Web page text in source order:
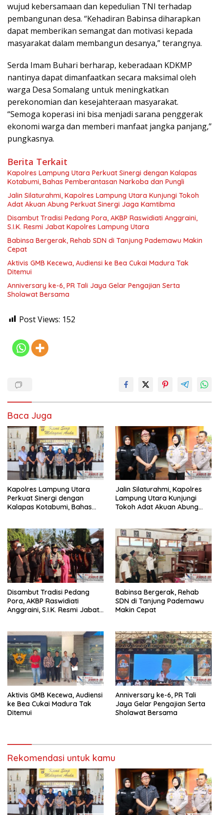
wujud kebersamaan dan kepedulian TNI terhadap
pembangunan desa. “Kehadiran Babinsa diharapkan
dapat memberikan semangat dan motivasi kepada
masyarakat dalam membangun desanya,” terangnya.
Serda Imam Buhari berharap, keberadaan KDKMP
nantinya dapat dimanfaatkan secara maksimal oleh
warga Desa Somalang untuk meningkatkan
perekonomian dan kesejahteraan masyarakat.
“Semoga koperasi ini bisa menjadi sarana penggerak
ekonomi warga dan memberi manfaat jangka panjang,”
pungkasnya.
Berita Terkait
Kapolres Lampung Utara Perkuat Sinergi dengan Kalapas
Kotabumi, Bahas Pemberantasan Narkoba dan Pungli
Jalin Silaturahmi, Kapolres Lampung Utara Kunjungi Tokoh
Adat Akuan Abung Perkuat Sinergi Jaga Kamtibma
Disambut Tradisi Pedang Pora, AKBP Raswidiati Anggraini,
S.I.K. Resmi Jabat Kapolres Lampung Utara
Babinsa Bergerak, Rehab SDN di Tanjung Pademawu Makin
Cepat
Aktivis GMB Kecewa, Audiensi ke Bea Cukai Madura Tak
Ditemui
Anniversary ke-6, PR Tali Jaya Gelar Pengajian Serta
Sholawat Bersama
Post Views: 152
Baca Juga
Kapolres Lampung Utara
Perkuat Sinergi dengan
Kalapas Kotabumi, Bahas
Jalin Silaturahmi, Kapolres
Lampung Utara Kunjungi
Tokoh Adat Akuan Abung
Disambut Tradisi Pedang
Pora, AKBP Raswidiati
Anggraini, S.I.K. Resmi Jabat
Babinsa Bergerak, Rehab
SDN di Tanjung Pademawu
Makin Cepat
Aktivis GMB Kecewa, Audiensi
ke Bea Cukai Madura Tak
Ditemui
Anniversary ke-6, PR Tali
Jaya Gelar Pengajian Serta
Sholawat Bersama
Rekomendasi untuk kamu